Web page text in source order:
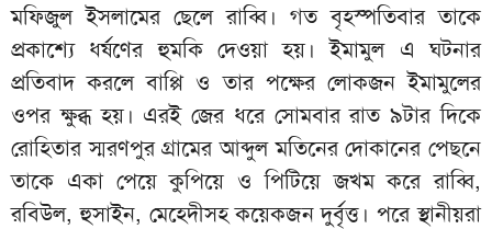
মফিজুল ইসলামের ছেলে রাব্বি। গত বৃহস্পতিবার তাকে
প্রকাশ্যে ধর্ষণের হুমকি দেওয়া হয়। ইমামুল এ ঘটনার
প্রতিবাদ করলে বাপ্পি ও তার পক্ষের লোকজন ইমামুলের
ওপর ক্ষুব্ধ হয়। এরই জের ধরে সোমবার রাত ৯টার দিকে
রোহিতার স্মরণপুর গ্রামের আব্দুল মতিনের দোকানের পেছনে
তাকে একা পেয়ে কুপিয়ে ও পিটিয়ে জখম করে রাব্বি,
রবিউল, হুসাইন, মেহেদীসহ কয়েকজন দুর্বৃত্ত। পরে স্থানীয়রা